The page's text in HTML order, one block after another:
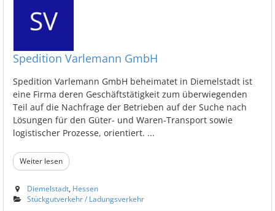
Spedition Varlemann GmbH
Spedition Varlemann GmbH beheimatet in Diemelstadt ist
eine Firma deren Geschäftstätigkeit zum überwiegenden
Teil auf die Nachfrage der Betrieben auf der Suche nach
Lösungen für den Güter- und Waren-Transport sowie
logistischer Prozesse, orientiert. ...
Weiter lesen
Diemelstadt Hessen
Stückgutverkehr / Ladungsverkehr